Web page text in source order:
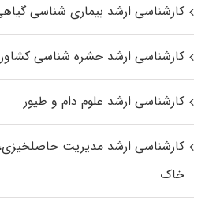
کارشناسی ارشد بیماری‌ شناسی
کارشناسی ارشد حشره‌ شناسی
کارشناسی ارشد علوم دام و طیور
کارشناسی ارشد مدیریت
خاک